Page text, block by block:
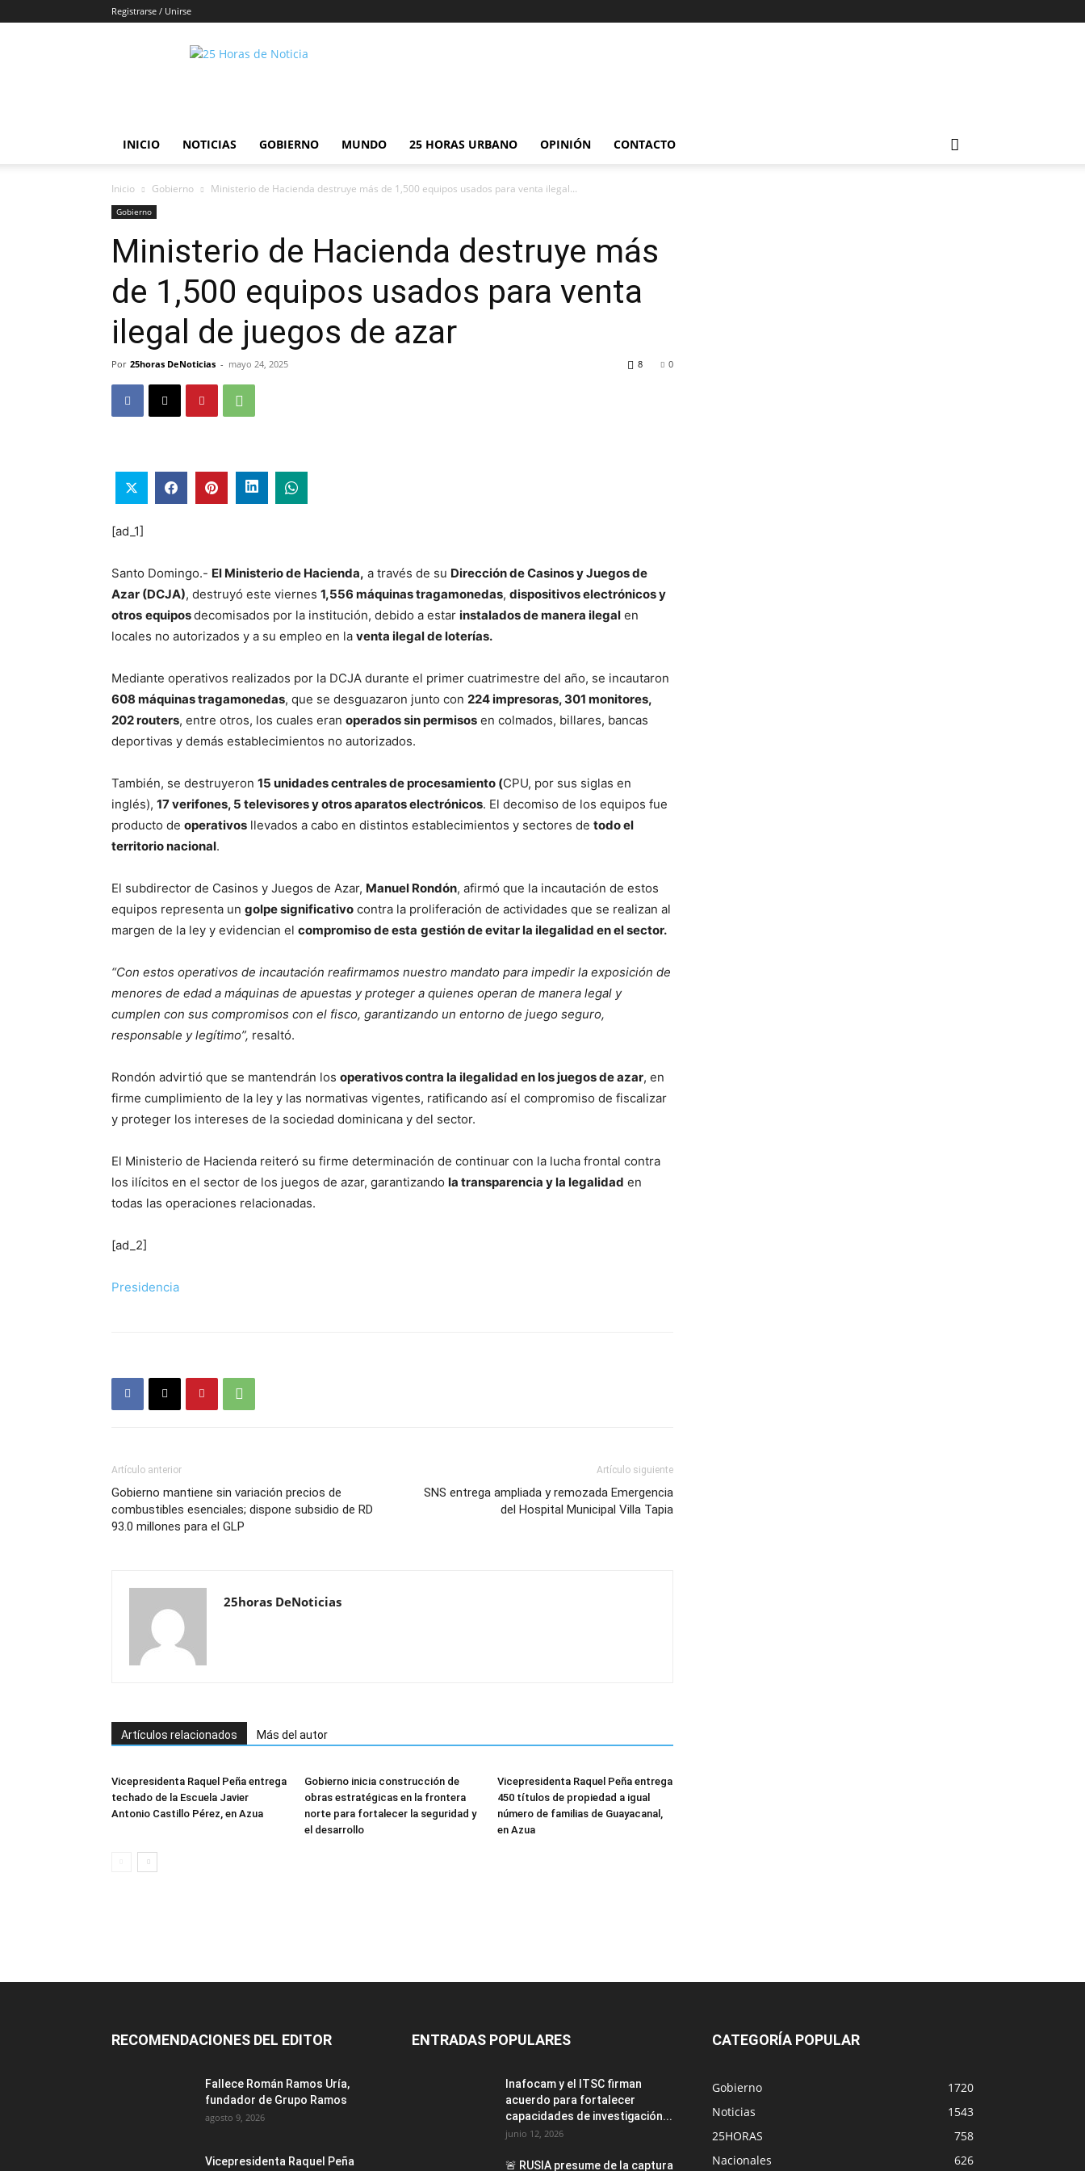
Registrarse / Unirse
25horasdenoticias
INICIO NOTICIAS GOBIERNO MUNDO 25 HORAS URBANO OPINIÓN CONTACTO
Inicio Gobierno Ministerio de Hacienda destruye más de 1,500 equipos usados para venta ilegal...
Gobierno
Ministerio de Hacienda destruye más
de 1,500 equipos usados para venta
ilegal de juegos de azar
Por 25horas DeNoticias - mayo 24, 2025 0
8
[ad_1]
Santo Domingo.- El Ministerio de Hacienda, a través de su Dirección de Casinos y Juegos de
Azar (DCJA), destruyó este viernes 1,556 máquinas tragamonedas, dispositivos electrónicos y
otros equiposdecomisados por la institución, debido a estar instalados de manera ilegal en
locales no autorizados y a su empleo en la venta ilegal de loterías.
Mediante operativos realizados por la DCJA durante el primer cuatrimestre del año, se incautaron
608 máquinas tragamonedas, que se desguazaron junto con 224 impresoras, 301 monitores,
202 routers, entre otros, los cuales eran operados sin permisos en colmados, billares, bancas
deportivas y demás establecimientos no autorizados.
También, se destruyeron 15 unidades centrales de procesamiento (CPU, por sus siglas en
inglés), 17 verifones, 5 televisores y otros aparatos electrónicos. El decomiso de los equipos fue
producto de operativos llevados a cabo en distintos establecimientos y sectores de todo el
territorio nacional.
El subdirector de Casinos y Juegos de Azar, Manuel Rondón, afirmó que la incautación de estos
equipos representa un golpe significativo contra la proliferación de actividades que se realizan al
margen de la ley y evidencian el compromiso de esta gestión de evitar la ilegalidad en el sector.
“Con estos operativos de incautación reafirmamos nuestro mandato para impedir la exposición de
menores de edad a máquinas de apuestas y proteger a quienes operan de manera legal y
cumplen con sus compromisos con el fisco, garantizando un entorno de juego seguro,
responsable y legítimo”, resaltó.
Rondón advirtió que se mantendrán los operativos contra la ilegalidad en los juegos de azar, en
firme cumplimiento de la ley y las normativas vigentes, ratificando así el compromiso de fiscalizar
y proteger los intereses de la sociedad dominicana y del sector.
El Ministerio de Hacienda reiteró su firme determinación de continuar con la lucha frontal contra
los ilícitos en el sector de los juegos de azar, garantizando la transparencia y la legalidad en
todas las operaciones relacionadas.
[ad_2]
Presidencia
Artículo anterior
Gobierno mantiene sin variación precios de
combustibles esenciales; dispone subsidio de RD
93.0 millones para el GLP
Artículo siguiente
SNS entrega ampliada y remozada Emergencia
del Hospital Municipal Villa Tapia
25horas DeNoticias
Artículos relacionados Más del autor
Vicepresidenta Raquel Peña entrega
techado de la Escuela Javier
Antonio Castillo Pérez, en Azua
Gobierno inicia construcción de
obras estratégicas en la frontera
norte para fortalecer la seguridad y
el desarrollo
Vicepresidenta Raquel Peña entrega
450 títulos de propiedad a igual
número de familias de Guayacanal,
en Azua
RECOMENDACIONES DEL EDITOR
Fallece Román Ramos Uría,
fundador de Grupo Ramos
agosto 9, 2026
Vicepresidenta Raquel Peña
ENTRADAS POPULARES
Inafocam y el ITSC firman
acuerdo para fortalecer
capacidades de investigación...
junio 12, 2026
🚨 RUSIA presume de la captura
CATEGORÍA POPULAR
Gobierno
1720
Noticias
1543
25HORAS
758
Nacionales
626